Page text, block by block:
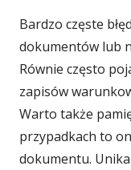
Bardzo częste
dokumentów lub
Równie często
zapisów
Warto także
przypadkach to
dokumentu.